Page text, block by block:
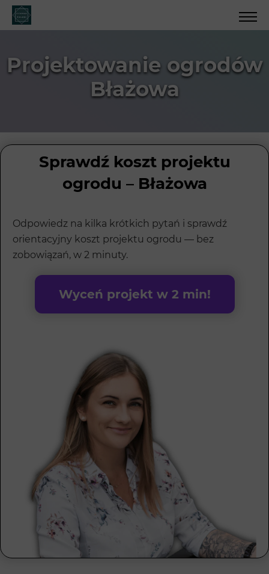
Projektowanie ogrodów
Błażowa
Sprawdź koszt projektu
ogrodu – Błażowa
Odpowiedz na kilka krótkich pytań i sprawdź
orientacyjny koszt projektu ogrodu — bez
zobowiązań, w 2 minuty.
Wyceń projekt w 2 min!